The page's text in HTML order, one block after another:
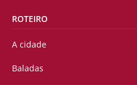
ROTEIRO
A cidade
Baladas